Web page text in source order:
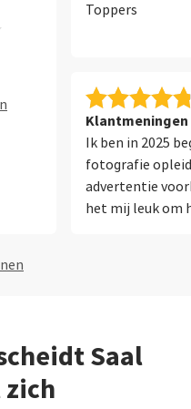
Toppers
Klantmeningen
Ik ben in 2025
fotografie
advertentie
het mij leuk om
mooi gewicht
Saal